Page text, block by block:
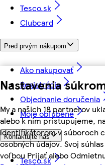
Nastavenia
My a našich 18 partnerov
alebo k nim pristupujeme,
identifikátorom v súboroch
osobných údajov. Svoj
voľbou Prijať alebo
Tesco.sk
Clubcard
Pred prvým nákupom
Ako nakupovať
Registrácia
Objednanie doručenia
Moje obľúbené
Kontaktujte nás
Tesco.sk